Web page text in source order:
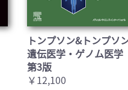
トンプソン&トンプソ
遺伝医学・ゲノム医学
第3版
￥12,100